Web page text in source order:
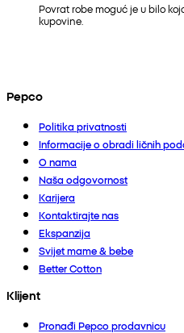
Povrat robe moguć je u bilo
kupovine.
Pepco
Politika privatnosti
Informacije o obradi ličnih
O nama
Naša odgovornost
Karijera
Kontaktirajte nas
Ekspanzija
Svijet mame & bebe
Better Cotton
Klijent
Pronađi Pepco prodavnicu